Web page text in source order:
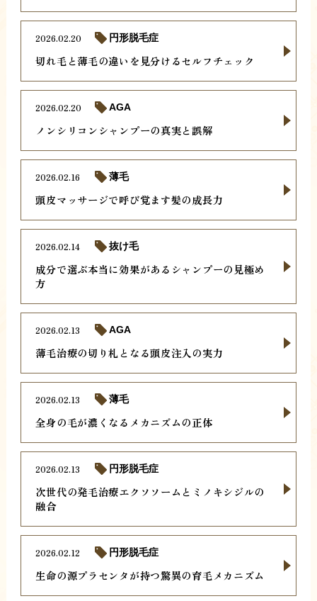
切れ毛と薄毛の違いを見分けるセルフチェック
2026.02.20 円形脱毛症
ノンシリコンシャンプーの真実と誤解
2026.02.20 AGA
頭皮マッサージで呼び覚ます髪の成長力
2026.02.16 薄毛
成分で選ぶ本当に効果があるシャンプーの見極め
方
2026.02.14 抜け毛
薄毛治療の切り札となる頭皮注入の実力
2026.02.13 AGA
全身の毛が濃くなるメカニズムの正体
2026.02.13 薄毛
次世代の発毛治療エクソソームとミノキシジルの
融合
2026.02.13 円形脱毛症
生命の源プラセンタが持つ驚異の育毛メカニズム
2026.02.12 円形脱毛症